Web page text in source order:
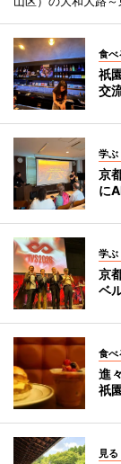
食べ
祇
交
学ぶ
京
に
学ぶ
京
ベ
食べ
進
祇
見